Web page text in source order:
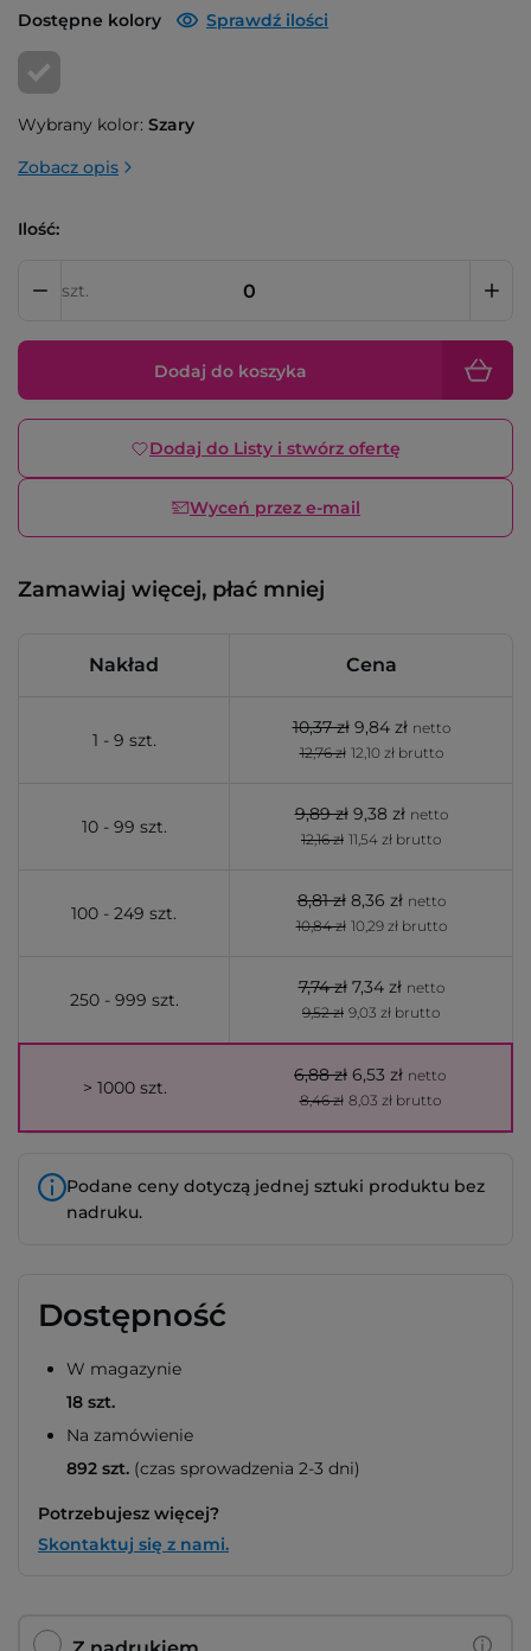
Dostępne kolory Sprawdź ilości
Wybrany kolor: Szary
Zobacz opis
Ilość:
szt.
Dodaj do koszyka
Dodaj do Listy i stwórz ofertę
Wyceń przez e-mail
Zamawiaj więcej, płać mniej
Nakład Cena
1 - 9 szt.
10,37 zł 9,84 zł netto
12,76 zł 12,10 zł brutto
10 - 99 szt.
9,89 zł 9,38 zł netto
12,16 zł 11,54 zł brutto
100 - 249 szt.
8,81 zł 8,36 zł netto
10,84 zł 10,29 zł brutto
250 - 999 szt.
7,74 zł 7,34 zł netto
9,52 zł 9,03 zł brutto
> 1000 szt.
6,88 zł 6,53 zł netto
8,46 zł 8,03 zł brutto
Podane ceny dotyczą jednej sztuki produktu bez
nadruku.
Dostępność
W magazynie
18 szt.
Na zamówienie
892 szt. (czas sprowadzenia 2-3 dni)
Potrzebujesz więcej?
Skontaktuj się z nami.